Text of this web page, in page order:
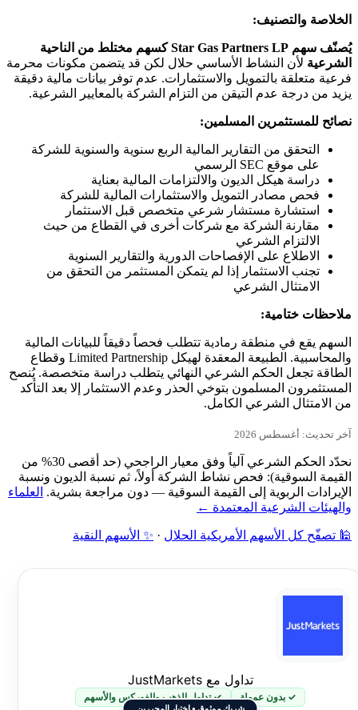
الخلاصة والتصنيف:
يُصنّف سهم Star Gas Partners LP كسهم مختلط من الناحية
الشرعيةلأن النشاط الأساسي حلال لكن قد يتضمن مكونات محرمة
فرعية متعلقة بالتمويل والاستثمارات. عدم توفر بيانات مالية دقيقة
يزيد من درجة عدم التيقن من التزام الشركة بالمعايير الشرعية.
نصائح للمستثمرين المسلمين:
التحقق من التقارير المالية الربع سنوية والسنوية للشركة
على موقع SEC الرسمي
دراسة هيكل الديون والالتزامات المالية بعناية
فحص مصادر التمويل والاستثمارات المالية للشركة
استشارة مستشار شرعي متخصص قبل الاستثمار
مقارنة الشركة مع شركات أخرى في القطاع من حيث
الالتزام الشرعي
الاطلاع على الإفصاحات الدورية والتقارير السنوية
تجنب الاستثمار إذا لم يتمكن المستثمر من التحقق من
الامتثال الشرعي
ملاحظات ختامية:
السهم يقع في منطقة رمادية تتطلب فحصاً دقيقاً للبيانات المالية
والمحاسبية. الطبيعة المعقدة لهيكل Limited Partnership وقطاع
الطاقة تجعل الحكم الشرعي النهائي يتطلب دراسة متخصصة. يُنصح
المستثمرون المسلمون بتوخي الحذر وعدم الاستثمار إلا بعد التأكد
من الامتثال الشرعي الكامل.
آخر تحديث: أغسطس 2026
نحدّد الحكم الشرعي آلياً وفق معيار الراجحي (حد أقصى 30% من
القيمة السوقية): فحص نشاط الشركة أولاً، ثم نسبة الديون ونسبة
الإيرادات الربوية إلى القيمة السوقية — دون مراجعة بشرية. العلماء
والهيئات الشرعية المعتمدة ←
🕌 تصفّح كل الأسهم الأمريكية الحلال · ✨ الأسهم النقية
تداول مع JustMarkets
✓ بدون عمولة ✓ تداول الذهب والفوركس والأسهم